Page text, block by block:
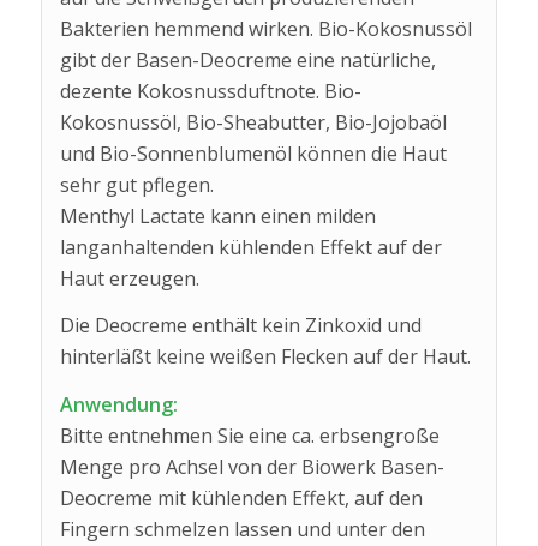
Bakterien hemmend wirken. Bio-Kokosnussöl
gibt der Basen-Deocreme eine natürliche,
dezente Kokosnussduftnote. Bio-
Kokosnussöl, Bio-Sheabutter, Bio-Jojobaöl
und Bio-Sonnenblumenöl können die Haut
sehr gut pflegen.
Menthyl Lactate kann einen milden
langanhaltenden kühlenden Effekt auf der
Haut erzeugen.
Die Deocreme enthält kein Zinkoxid und
hinterläßt keine weißen Flecken auf der Haut.
Anwendung:
Bitte entnehmen Sie eine ca. erbsengroße
Menge pro Achsel von der Biowerk Basen-
Deocreme mit kühlenden Effekt, auf den
Fingern schmelzen lassen und unter den